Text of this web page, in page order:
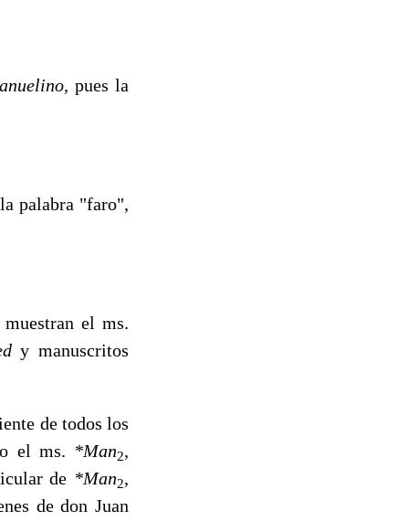
pues la
palabra "faro",
el ms.
y manuscritos
de todos los
el ms. *Man2,
de *Man2,
de don Juan